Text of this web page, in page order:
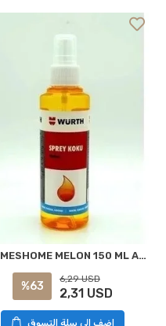
NİVEMESHOME MELON 150 ML ARAÇ KOKUSU SK:0893139216028 24 WÜRTH
%63
6,29 USD
2,31 USD
اضف الى سلة التسوق